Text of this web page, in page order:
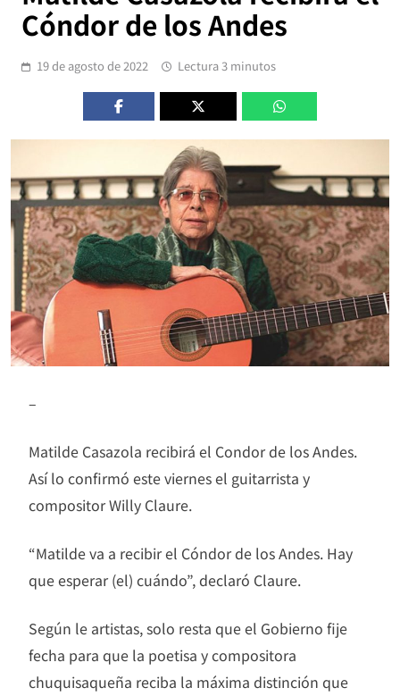
Cóndor de los Andes
19 de agosto de 2022 Lectura 3 minutos
–
Matilde Casazola recibirá el Condor de los Andes.
Así lo confirmó este viernes el guitarrista y
compositor Willy Claure.
“Matilde va a recibir el Cóndor de los Andes. Hay
que esperar (el) cuándo”, declaró Claure.
Según le artistas, solo resta que el Gobierno fije
fecha para que la poetisa y compositora
chuquisaqueña reciba la máxima distinción que